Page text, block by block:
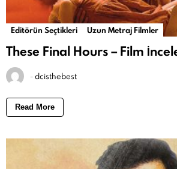
Editörün Seçtikleri Uzun Metraj Filmler
These Final Hours – Film
-dcisthebest
Read More